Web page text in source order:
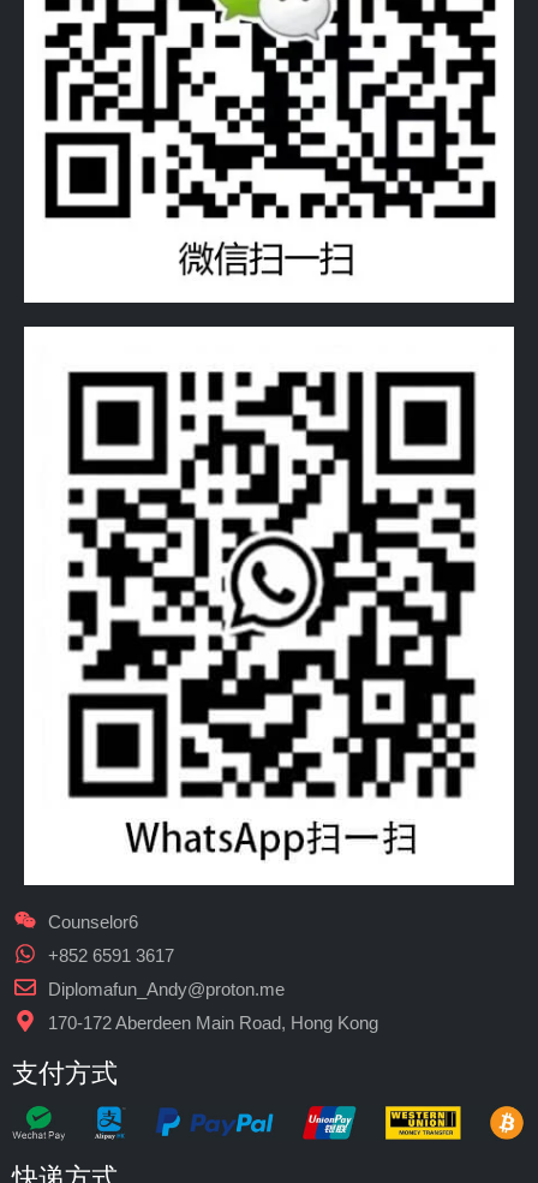
Counselor6
+852 6591 3617
Diplomafun_Andy@proton.me
170-172 Aberdeen Main Road, Hong Kong
支付方式